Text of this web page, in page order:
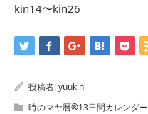
kin14〜kin26
投稿者:yuukin
時のマヤ暦®13日間カレンダー